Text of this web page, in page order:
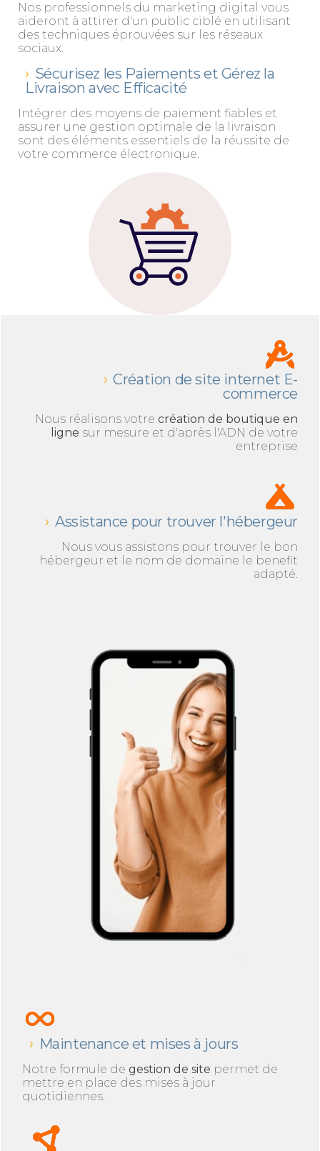
Nos professionnels du marketing digital vous
aideront à attirer d'un public ciblé en utilisant
des techniques éprouvées sur les réseaux
sociaux.
Sécurisez les Paiements et Gérez la
Livraison avec Efficacité
Intégrer des moyens de paiement fiables et
assurer une gestion optimale de la livraison
sont des éléments essentiels de la réussite de
votre commerce électronique.
Création de site internet E-
commerce
Nous réalisons votre création de boutique en
ligne sur mesure et d'après l'ADN de votre
entreprise
Assistance pour trouver l'hébergeur
Nous vous assistons pour trouver le bon
hébergeur et le nom de domaine le benefit
adapté.
Maintenance et mises à jours
Notre formule de gestion de site permet de
mettre en place des mises à jour
quotidiennes.